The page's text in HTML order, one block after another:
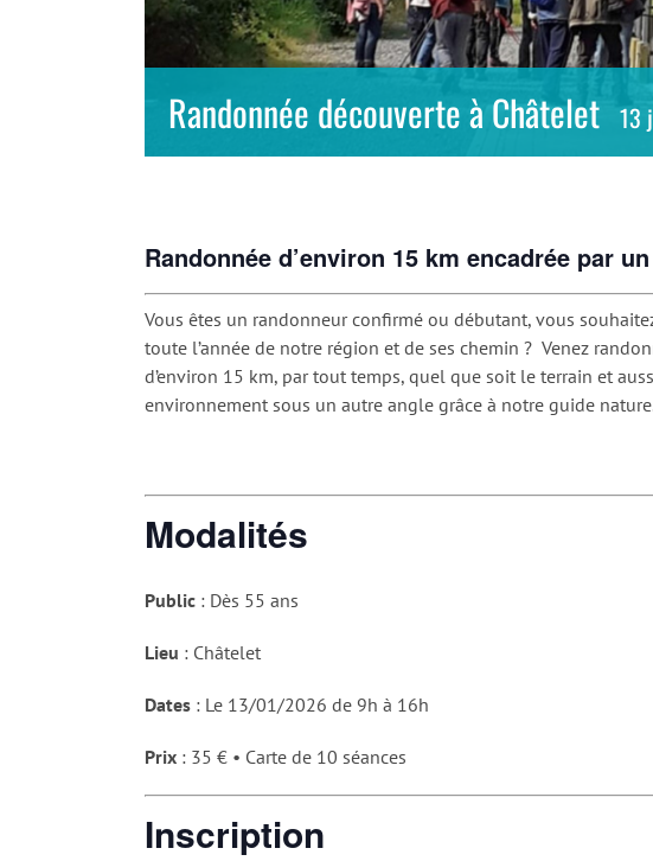
Randonnée découverte à Châtelet 13
Randonnée d’environ 15 km encadrée par
Vous êtes un randonneur confirmé ou débutant, vous
toute l’année de notre région et de ses chemin ? Venez
d’environ 15 km, par tout temps, quel que soit le terrain et
environnement sous un autre angle grâce à notre guide
Modalités
Public : Dès 55 ans
Lieu : Châtelet
Dates : Le 13/01/2026 de 9h à 16h
Prix : 35 € • Carte de 10 séances
Inscription